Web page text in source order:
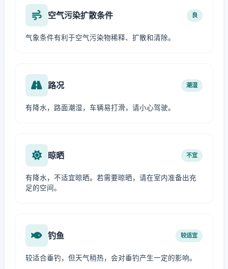
空气污染扩散条件 良
气象条件有利于空气污染物稀释、扩散和清除。
路况 潮湿
有降水，路面潮湿，车辆易打滑，请小心驾驶。
晾晒 不宜
有降水，不适宜晾晒。若需要晾晒，请在室内准备出充
足的空间。
钓鱼 较适宜
较适合垂钓，但天气稍热，会对垂钓产生一定的影响。